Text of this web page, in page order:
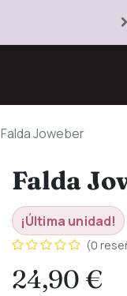
Falda Joweber
Falda
¡Última unidad!
(0
24,90 €